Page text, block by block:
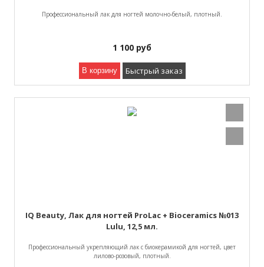
Профессиональный лак для ногтей молочно-белый, плотный.
1 100 руб
В корзину Быстрый заказ
IQ Beauty, Лак для ногтей ProLac + Bioceramics №013
Lulu, 12,5 мл.
Профессиональный укрепляющий лак с биокерамикой для ногтей, цвет
лилово-розовый, плотный.